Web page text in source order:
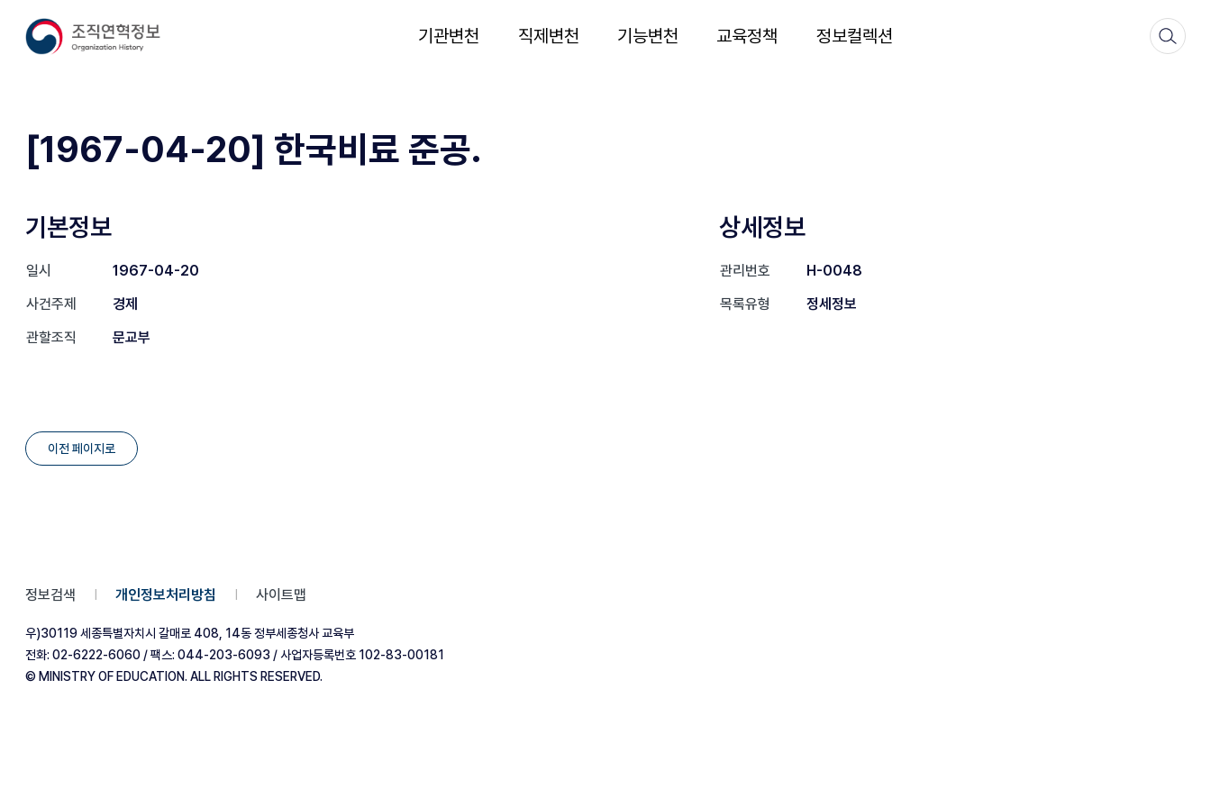
기관변천 직제변천 기능변천 교육정책 정보컬렉션
[1967-04-20] 한국비료 준공.
기본정보
일시
1967-04-20
사건주제
경제
관할조직
문교부
상세정보
관리번호
H-0048
목록유형
정세정보
이전 페이지로
정보검색 개인정보처리방침 사이트맵
우)30119 세종특별자치시 갈매로 408, 14동 정부세종청사 교육부
전화: 02-6222-6060 / 팩스: 044-203-6093 / 사업자등록번호 102-83-00181
© MINISTRY OF EDUCATION. ALL RIGHTS RESERVED.